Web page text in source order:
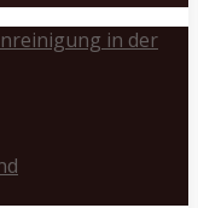
in der